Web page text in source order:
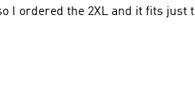
I ordered the 2XL and it fits just